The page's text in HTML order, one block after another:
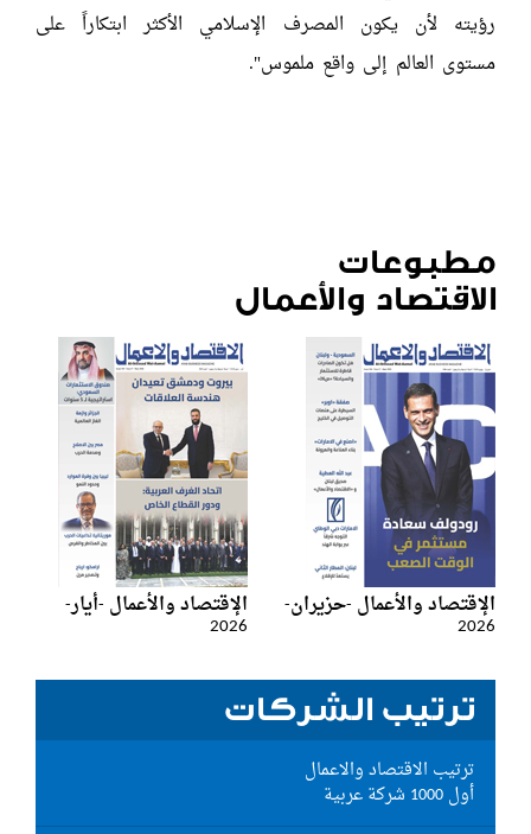
رؤيته لأن يكون المصرف الإسلامي الأكثر ابتكاراً على
مستوى العالم إلى واقع ملموس".
مطبوعات
الاقتصاد والأعمال
الإقتصاد والأعمال -حزيران-
2026
الإقتصاد والأعمال -أيار-
2026
ترتيب الشركات
ترتيب الاقتصاد والاعمال
أول 1000 شركة عربية